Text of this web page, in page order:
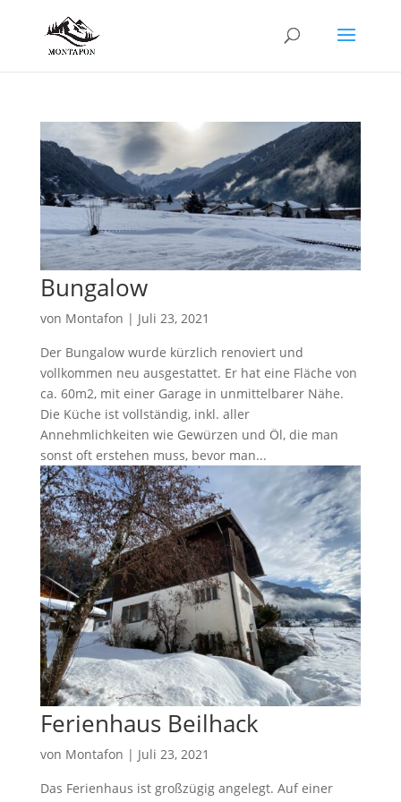
Bungalow
von Montafon | Juli 23, 2021
Der Bungalow wurde kürzlich renoviert und
vollkommen neu ausgestattet. Er hat eine Fläche von
ca. 60m2, mit einer Garage in unmittelbarer Nähe.
Die Küche ist vollständig, inkl. aller
Annehmlichkeiten wie Gewürzen und Öl, die man
sonst oft erstehen muss, bevor man...
Ferienhaus Beilhack
von Montafon | Juli 23, 2021
Das Ferienhaus ist großzügig angelegt. Auf einer